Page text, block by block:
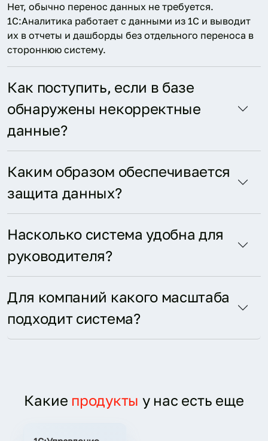
Нет, обычно перенос данных не требуется.
1С:Аналитика работает с данными из 1С и выводит
их в отчеты и дашборды без отдельного переноса в
стороннюю систему.
Как поступить, если в базе
обнаружены некорректные
данные?
Каким образом обеспечивается
защита данных?
Насколько система удобна для
руководителя?
Для компаний какого масштаба
подходит система?
Какие продукты у нас есть еще